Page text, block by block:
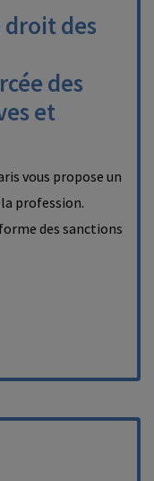
droit des
des
et
vous propose un
profession.
des sanctions